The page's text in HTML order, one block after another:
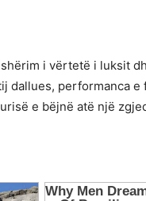
i vërtetë i luksit
dallues, performanca e
e bëjnë atë një